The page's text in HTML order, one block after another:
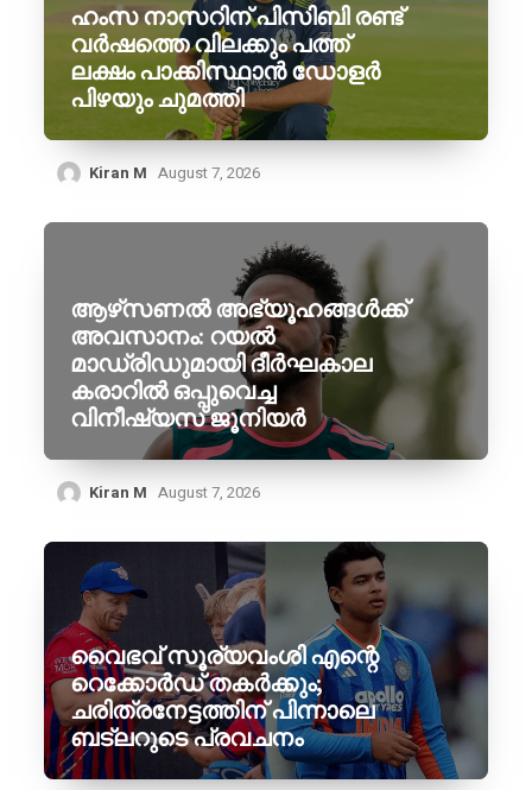
ഹംസ നാസറിന് പിസിബി രണ്ട്
വർഷത്തെ വിലക്കും പത്ത്
ലക്ഷം പാക്കിസ്ഥാൻ ഡോളർ
പിഴയും ചുമത്തി
Kiran M August 7, 2026
ആഴ്‌സണൽ അഭ്യൂഹങ്ങൾക്ക്
അവസാനം: റയൽ
മാഡ്രിഡുമായി ദീർഘകാല
കരാറിൽ ഒപ്പുവെച്ച
വിനീഷ്യസ് ജൂനിയർ
Kiran M August 7, 2026
വൈഭവ് സൂര്യവംശി എന്റെ
റെക്കോർഡ് തകർക്കും;
ചരിത്രനേട്ടത്തിന് പിന്നാലെ
ബട്‌ലറുടെ പ്രവചനം